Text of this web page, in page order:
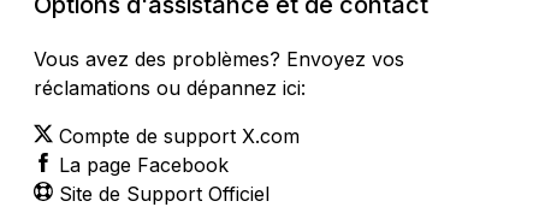
Vous avez des problèmes? Envoyez vos
réclamations ou dépannez ici:
Compte de support X.com
La page Facebook
Site de Support Officiel